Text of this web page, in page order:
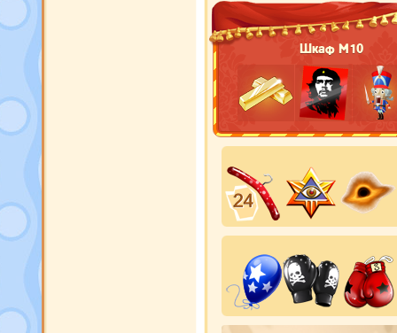
Шкаф М10